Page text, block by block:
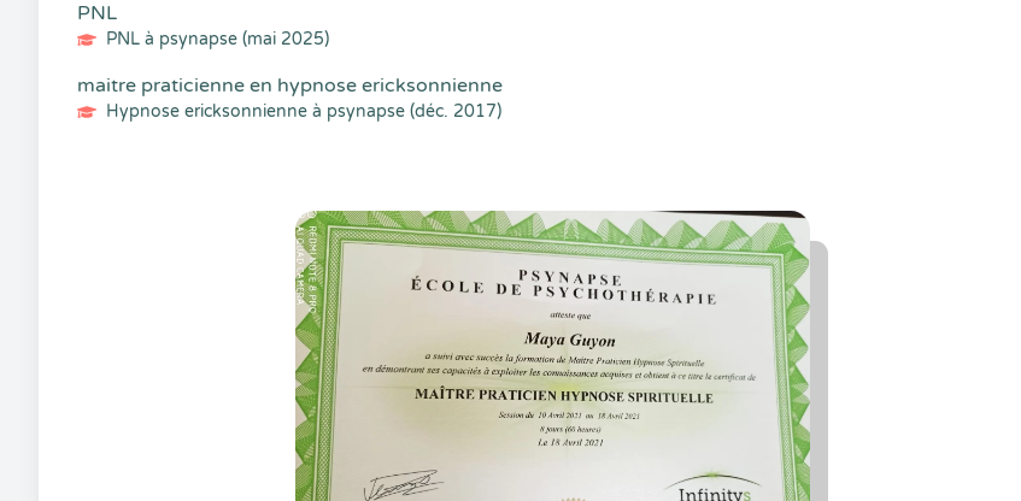
PNL
PNL à psynapse (mai 2025)
maitre praticienne en hypnose ericksonnienne
Hypnose ericksonnienne à psynapse (déc. 2017)